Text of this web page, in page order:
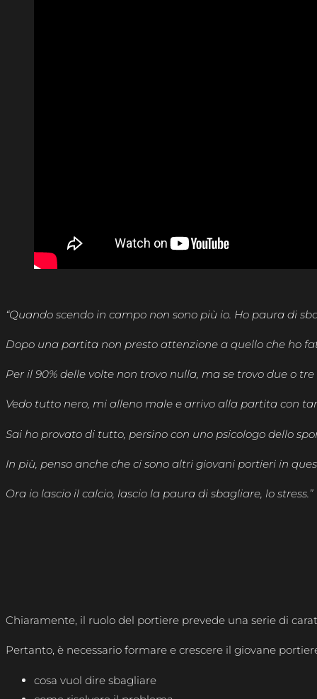
“Quando scendo in campo non sono più io. Ho paura di
Dopo una partita non presto attenzione a quello che ho
Per il 90% delle volte non trovo nulla, ma se trovo due o
Vedo tutto nero, mi alleno male e arrivo alla partita con
Sai ho provato di tutto, persino con uno psicologo dello
In più, penso anche che ci sono altri giovani portieri in
Ora io lascio il calcio, lascio la paura di sbagliare, lo stress.”
Chiaramente, il ruolo del portiere prevede una serie di
Pertanto, è necessario formare e crescere il giovane
cosa vuol dire sbagliare